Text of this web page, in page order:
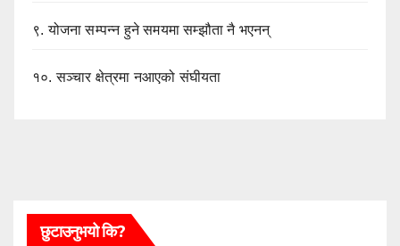
९.योजना सम्पन्न हुने समयमा सम्झौता नै भएनन्
१०.सञ्चार क्षेत्रमा नआएको संघीयता
छुटाउनुभयो कि?